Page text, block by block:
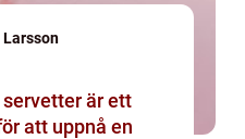
Larsson
servetter är ett
att uppnå en